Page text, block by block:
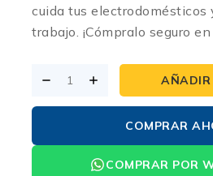
cuida tus electrodomésticos
trabajo. ¡Cómpralo seguro
AÑADIR
COMPRAR
COMPRAR POR